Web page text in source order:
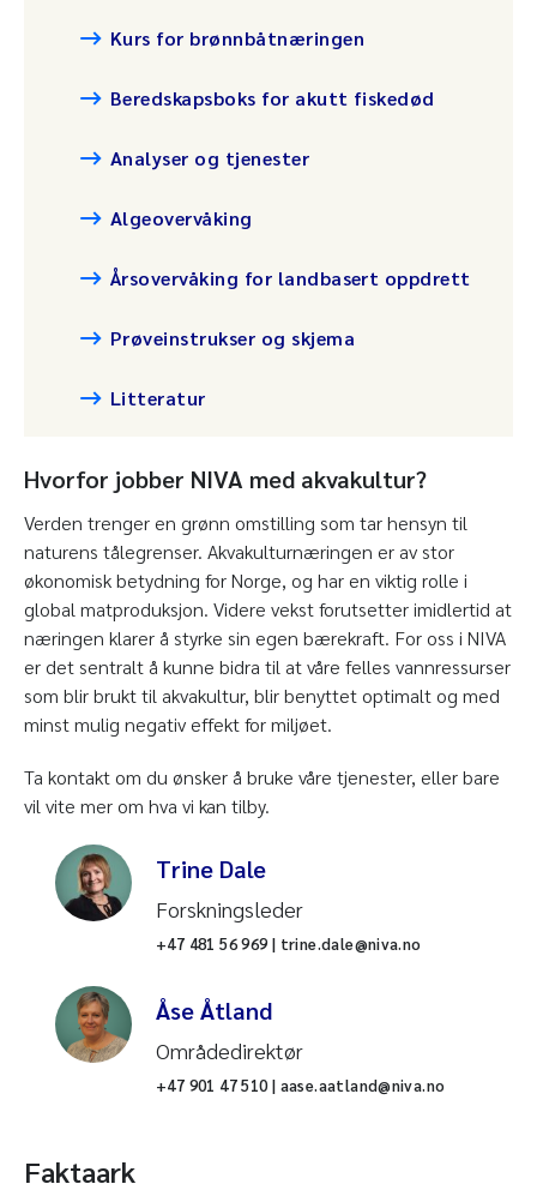
Kurs for brønnbåtnæringen
Beredskapsboks for akutt fiskedød
Analyser og tjenester
Algeovervåking
Årsovervåking for landbasert oppdrett
Prøveinstrukser og skjema
Litteratur
Hvorfor jobber NIVA med akvakultur?
Verden trenger en grønn omstilling som tar hensyn til
naturens tålegrenser. Akvakulturnæringen er av stor
økonomisk betydning for Norge, og har en viktig rolle i
global matproduksjon. Videre vekst forutsetter imidlertid at
næringen klarer å styrke sin egen bærekraft. For oss i NIVA
er det sentralt å kunne bidra til at våre felles vannressurser
som blir brukt til akvakultur, blir benyttet optimalt og med
minst mulig negativ effekt for miljøet.
Ta kontakt om du ønsker å bruke våre tjenester, eller bare
vil vite mer om hva vi kan tilby.
Trine Dale
Forskningsleder
+47 481 56 969 | trine.dale@niva.no
Åse Åtland
Områdedirektør
+47 901 47 510 | aase.aatland@niva.no
Faktaark